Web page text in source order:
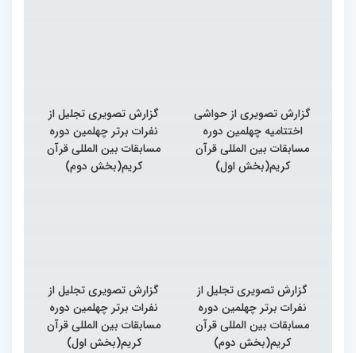
گزارش تصویری از حواشی
اختتامیه چهلمین دوره
مسابقات بین المللی قرآن
کریم(بخش اول)
گزارش تصویری تجلیل از
نفرات برتر چهلمین دوره
مسابقات بین المللی قرآن
کریم(بخش دوم)
گزارش تصویری تجلیل از
نفرات برتر چهلمین دوره
مسابقات بین المللی قرآن
کریم(بخش دوم)
گزارش تصویری تجلیل از
نفرات برتر چهلمین دوره
مسابقات بین المللی قرآن
کریم(بخش اول)